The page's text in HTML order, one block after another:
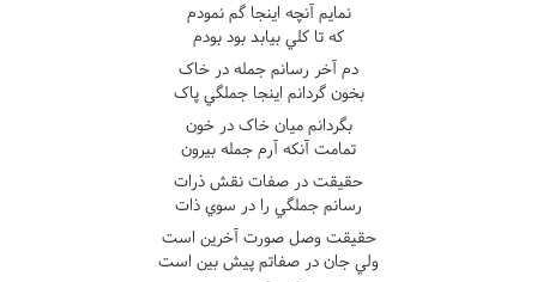
نمايم آنچه اينجا گم نمودم
که تا کلي بيابد بود بودم
دم آخر رسانم جمله در خاک
بخون گردانم اينجا جملگي پاک
بگردانم ميان خاک در خون
تمامت آنکه آرم جمله بيرون
حقيقت در صفات نقش ذرات
رسانم جملگي را در سوي ذات
حقيقت وصل صورت آخرين است
ولي جان در صفاتم پيش بين است